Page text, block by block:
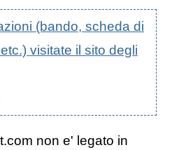
(bando, scheda di
visitate il sito degli
non e' legato in